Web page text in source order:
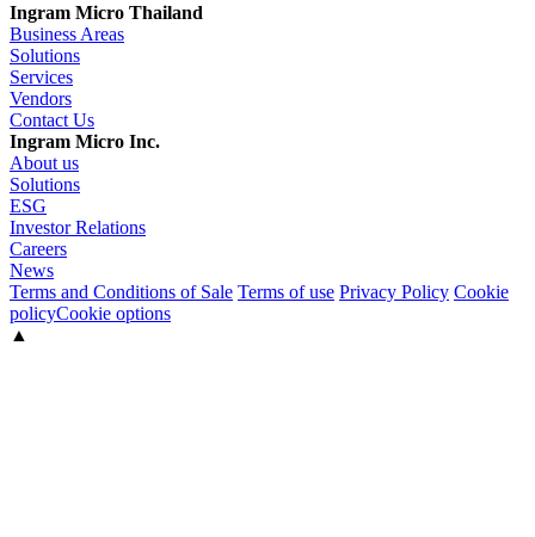
Ingram Micro Thailand
Business Areas
Solutions
Services
Vendors
Contact Us
Ingram Micro Inc.
About us
Solutions
ESG
Investor Relations
Careers
News
Terms and Conditions of Sale Terms of use Privacy Policy Cookie
policyCookie options
▲